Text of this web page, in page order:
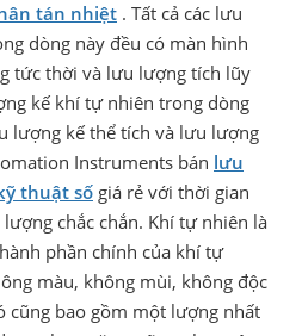
tán nhiệt . Tất cả các lưu
dòng này đều có màn hình
tức thời và lưu lượng tích lũy
kế khí tự nhiên trong dòng
lượng kế thể tích và lưu lượng
Instruments bán lưu
thuật số giá rẻ với thời gian
chắc chắn. Khí tự nhiên là
phần chính của khí tự
màu, không mùi, không độc
cũng bao gồm một lượng nhất